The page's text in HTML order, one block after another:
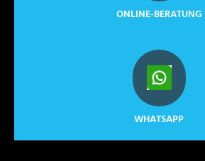
ONLINE-BERATUNG
WHATSAPP